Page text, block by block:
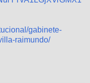
gabinete-
raimundo/